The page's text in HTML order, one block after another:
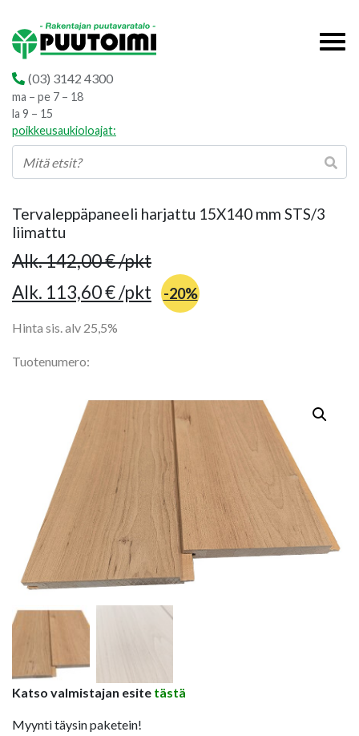
(03) 3142 4300
ma – pe 7 – 18
la 9 – 15
poikkeusaukioloajat:
Tervaleppäpaneeli harjattu 15X140 mm STS/3
liimattu
Alk.142,00€Hintaluokka:
142,00 €
/pkt
Alk. 113,60€ Hintaluokka:
113,60 €
/pkt -20%
Hinta sis. alv 25,5%
Tuotenumero:
Katso valmistajan esite tästä
Myynti täysin paketein!